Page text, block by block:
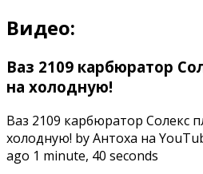
Видео:
Ваз 2109 карбюратор
на холодную!
Ваз 2109 карбюратор Солекс
холодную! by Антоха на
ago 1 minute, 40 seconds